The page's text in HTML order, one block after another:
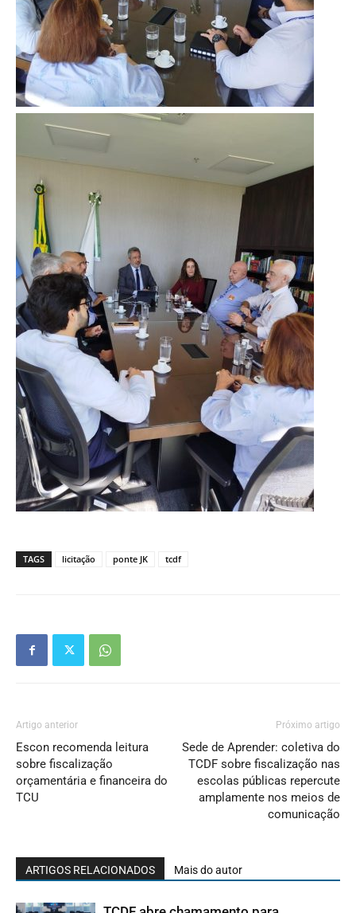
TAGS licitação ponte JK tcdf
Artigo anterior
Escon recomenda leitura
sobre fiscalização
orçamentária e financeira do
TCU
Próximo artigo
Sede de Aprender: coletiva do
TCDF sobre fiscalização nas
escolas públicas repercute
amplamente nos meios de
comunicação
ARTIGOS RELACIONADOS Mais do autor